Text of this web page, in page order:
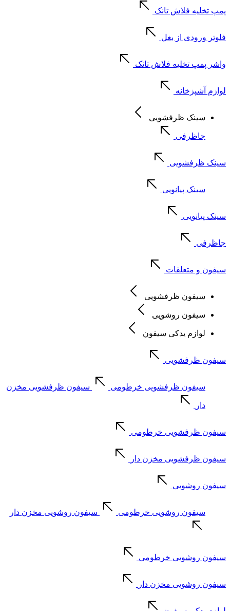
پمپ تخلیه فلاش تانک
فلوتر ورودی از بغل
واشر پمپ تخلیه فلاش تانک
لوازم آشپزخانه
سینک ظرفشویی
جاظرفی
سینک ظرفشویی
سینک پیانویی
سینک پیانویی
جاظرفی
سیفون و متعلقات
سیفون ظرفشویی
سیفون روشویی
لوازم یدکی سیفون
سیفون ظرفشویی
سیفون ظرفشویی خرطومی سیفون ظرفشویی مخزن
دار
سیفون ظرفشویی خرطومی
سیفون ظرفشویی مخزن دار
سیفون روشویی
سیفون روشویی خرطومی سیفون روشویی مخزن دار
سیفون روشویی خرطومی
سیفون روشویی مخزن دار